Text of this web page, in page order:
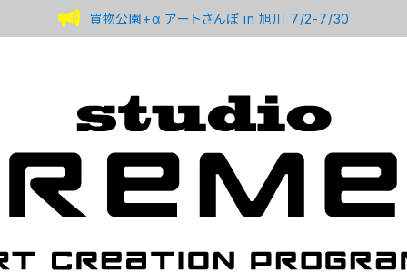
買物公園+α アートさんぽ in 旭川 7/2-7/30